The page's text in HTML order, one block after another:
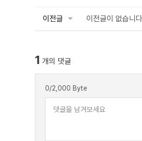
이전글 이전글이 없습니
1 개의 댓글
0/2,000 Byte